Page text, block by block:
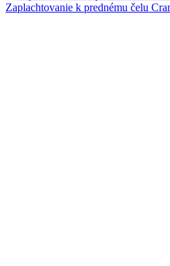
Zaplachtovanie k prednému čelu